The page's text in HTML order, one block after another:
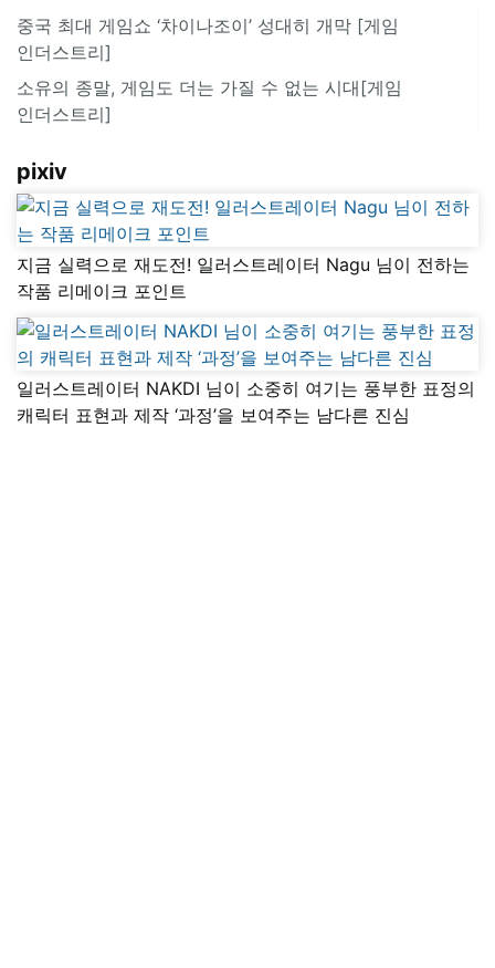
중국 최대 게임쇼 ‘차이나조이’ 성대히 개막 [게임
인더스트리]
소유의 종말, 게임도 더는 가질 수 없는 시대[게임
인더스트리]
pixiv
지금 실력으로 재도전! 일러스트레이터 Nagu 님이 전하는
작품 리메이크 포인트
일러스트레이터 NAKDI 님이 소중히 여기는 풍부한 표정의
캐릭터 표현과 제작 ‘과정’을 보여주는 남다른 진심